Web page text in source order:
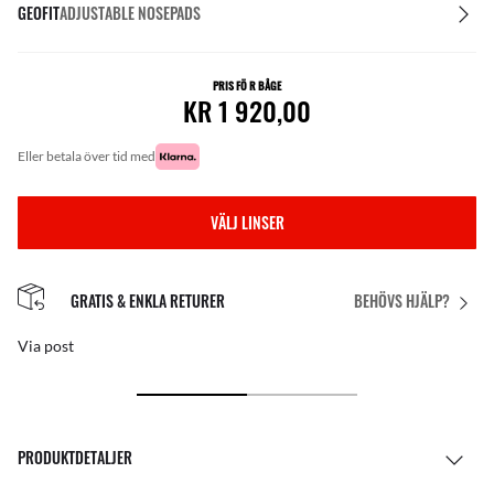
GEOFITADJUSTABLE NOSEPADS
PRIS FÖ R BÅGE
KR 1 920,00
eller betala över tid med
VÄLJ LINSER
BEHÖVS HJÄLP?
GRATIS & ENKLA RETURER
Via post
PRODUKTDETALJER